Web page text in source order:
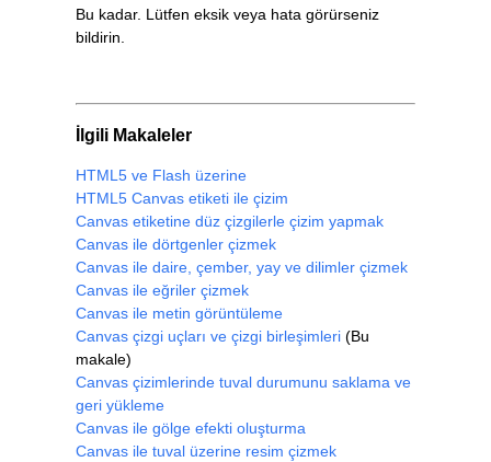
        ctx
. moveTo( 45, 170);
}
Bu kadar. Lütfen eksik veya hata görürseniz
bildirin.
İlgili Makaleler
HTML5 ve Flash üzerine
HTML5 Canvas etiketi ile çizim
Canvas etiketine düz çizgilerle çizim yapmak
Canvas ile dörtgenler çizmek
Canvas ile daire, çember, yay ve dilimler çizmek
Canvas ile eğriler çizmek
Canvas ile metin görüntüleme
Canvas çizgi uçları ve çizgi birleşimleri (Bu
makale)
Canvas çizimlerinde tuval durumunu saklama ve
geri yükleme
Canvas ile gölge efekti oluşturma
Canvas ile tuval üzerine resim çizmek